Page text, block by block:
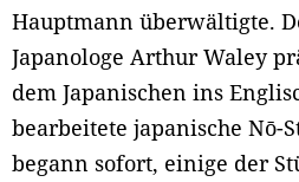
Hauptmann überwältigte.
Japanologe Arthur Waley
dem Japanischen ins
bearbeitete japanische Nō-
begann sofort, einige der